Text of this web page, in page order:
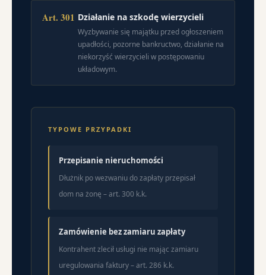
Art. 301 Działanie na szkodę wierzycieli
Wyzbywanie się majątku przed ogłoszeniem
upadłości, pozorne bankructwo, działanie na
niekorzyść wierzycieli w postępowaniu
układowym.
TYPOWE PRZYPADKI
Przepisanie nieruchomości
Dłużnik po wezwaniu do zapłaty przepisał
dom na żonę – art. 300 k.k.
Zamówienie bez zamiaru zapłaty
Kontrahent zlecił usługi nie mając zamiaru
uregulowania faktury – art. 286 k.k.